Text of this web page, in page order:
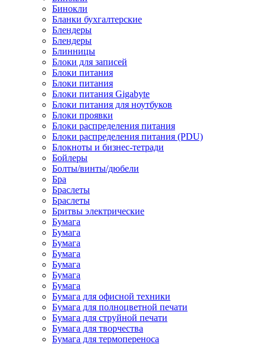
Бинокли
Бланки бухгалтерские
Блендеры
Блендеры
Блинницы
Блоки для записей
Блоки питания
Блоки питания
Блоки питания Gigabyte
Блоки питания для ноутбуков
Блоки проявки
Блоки распределения питания
Блоки распределения питания (PDU)
Блокноты и бизнес-тетради
Бойлеры
Болты/винты/дюбели
Бра
Браслеты
Браслеты
Бритвы электрические
Бумага
Бумага
Бумага
Бумага
Бумага
Бумага
Бумага
Бумага для офисной техники
Бумага для полноцветной печати
Бумага для струйной печати
Бумага для творчества
Бумага для термопереноса